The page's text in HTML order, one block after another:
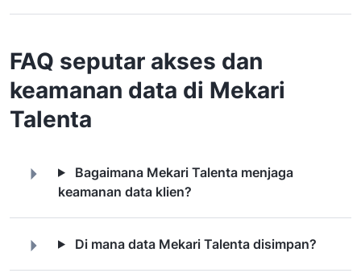
FAQ seputar akses dan
keamanan data di Mekari
Talenta
Bagaimana Mekari Talenta menjaga
keamanan data klien?
Di mana data Mekari Talenta disimpan?